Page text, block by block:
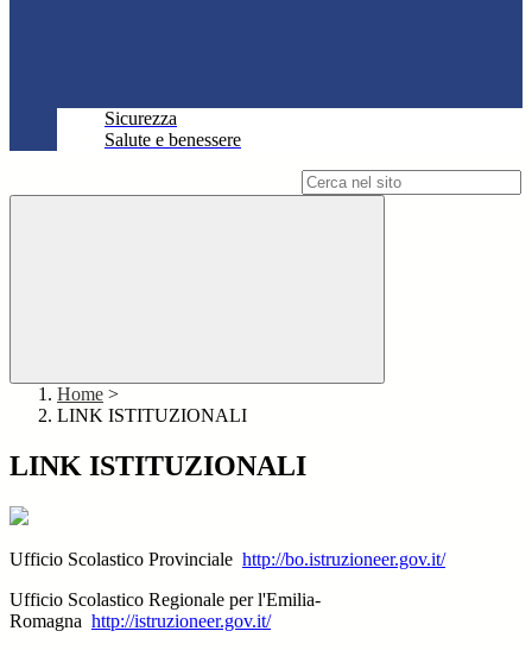
Sicurezza
Salute e benessere
Home >
LINK ISTITUZIONALI
LINK ISTITUZIONALI
Ufficio Scolastico Provinciale http://bo.istruzioneer.gov.it/
Ufficio Scolastico Regionale per l'Emilia-
Romagna http://istruzioneer.gov.it/